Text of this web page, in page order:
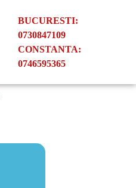
BUCURESTI:
0730847109
CONSTANTA:
0746595365